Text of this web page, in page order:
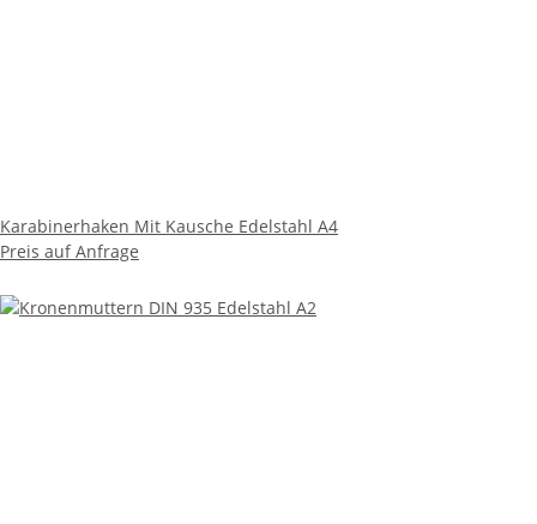
Karabinerhaken Mit Kausche Edelstahl A4
Preis auf Anfrage